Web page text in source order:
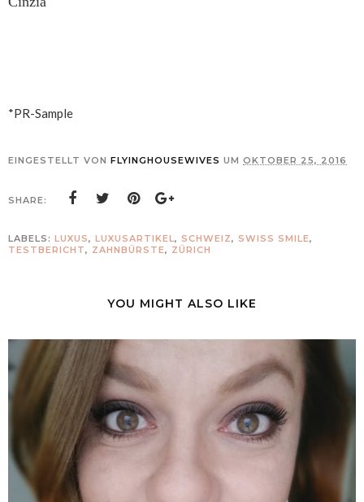
*PR-Sample
EINGESTELLT VON FLYINGHOUSEWIVES UM OKTOBER 25, 2016
SHARE:
LABELS: LUXUS, LUXUSARTIKEL, SCHWEIZ, SWISS SMILE,
TESTBERICHT, ZAHNBÜRSTE, ZÜRICH
YOU MIGHT ALSO LIKE